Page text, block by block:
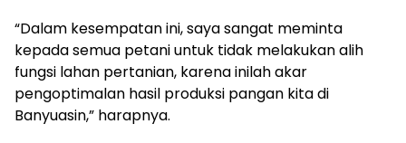
“Dalam kesempatan ini, saya sangat meminta
kepada semua petani untuk tidak melakukan alih
fungsi lahan pertanian, karena inilah akar
pengoptimalan hasil produksi pangan kita di
Banyuasin,” harapnya.